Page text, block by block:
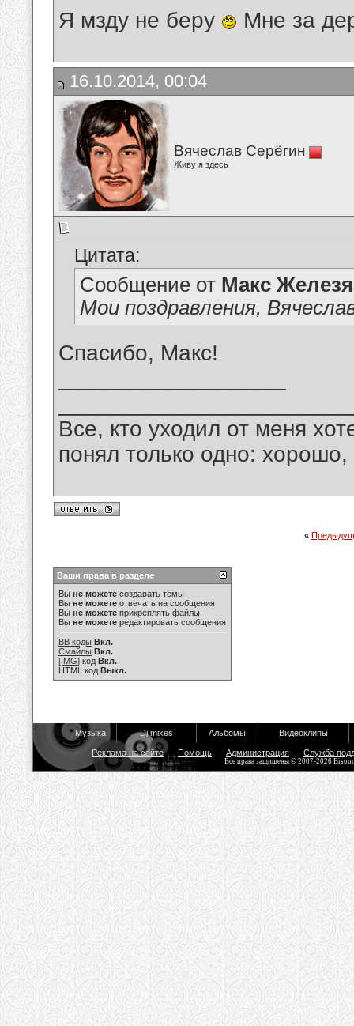
Я мзду не беру Мне за
16.10.2014, 00:04
Вячеслав Серёгин
Живу я здесь
Цитата:
Сообщение от Макс
Мои поздравления,
Спасибо, Макс!
Все, кто уходил от меня
понял только одно:
«
Ваши права в разделе
Вы не можете создавать темы
Вы не можете отвечать на сообщения
Вы не можете прикреплять файлы
Вы не можете редактировать сообщения
BB коды Вкл.
Смайлы Вкл.
[IMG] код Вкл.
HTML код Выкл.
Музыка Dj mixes Альбомы Видеоклипы
Реклама на сайте Помощь Администрация Служба
Все права защищены © 2007-2026